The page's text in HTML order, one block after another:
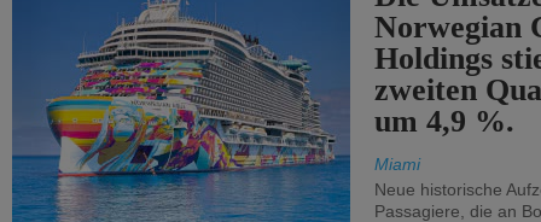
Norwegian
Holdings
zweiten
um 4,9 %.
Miami
Neue historische
Passagiere, die an